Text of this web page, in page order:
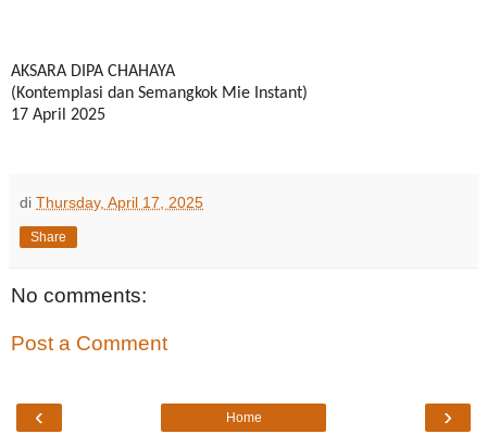
AKSARA DIPA CHAHAYA
(Kontemplasi dan Semangkok Mie Instant)
17 April 2025
di Thursday, April 17, 2025
Share
No comments:
Post a Comment
‹ ›
Home